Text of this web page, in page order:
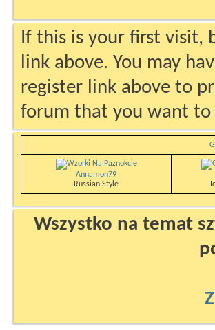
If this is your first visit,
link above. You may
register link above to
forum that you want
Annamon79
Russian Style
Wszystko na temat